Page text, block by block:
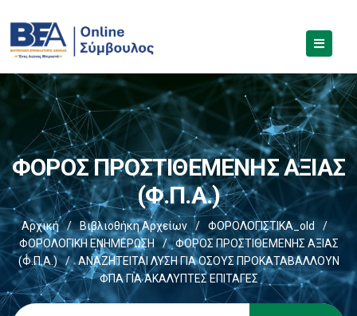
ΦΟΡΟΣ ΠΡΟΣΤΙΘΕΜΕΝΗΣ ΑΞΙΑΣ
(Φ.Π.Α.)
Αρχική / Βιβλιοθήκη Αρχείων / ΦΟΡΟΛΟΓΙΣΤΙΚΑ_old
/
ΦΟΡΟΛΟΓΙΚΗ ΕΝΗΜΕΡΩΣΗ
/
ΦΟΡΟΣ ΠΡΟΣΤΙΘΕΜΕΝΗΣ ΑΞΙΑΣ
(Φ.Π.Α.)
/
ΑΝΑΖΗΤΕΙΤΑΙ ΛΥΣΗ ΓΙΑ ΟΣΟΥΣ ΠΡΟΚΑΤΑΒΑΛΛΟΥΝ
ΦΠΑ ΓΙΑ ΑΚΑΛΥΠΤΕΣ ΕΠΙΤΑΓΕΣ